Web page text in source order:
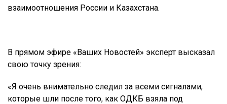
взаимоотношения России и Казахстана.
В прямом эфире «Ваших Новостей» эксперт высказал
свою точку зрения:
«Я очень внимательно следил за всеми сигналами,
которые шли после того, как ОДКБ взяла под